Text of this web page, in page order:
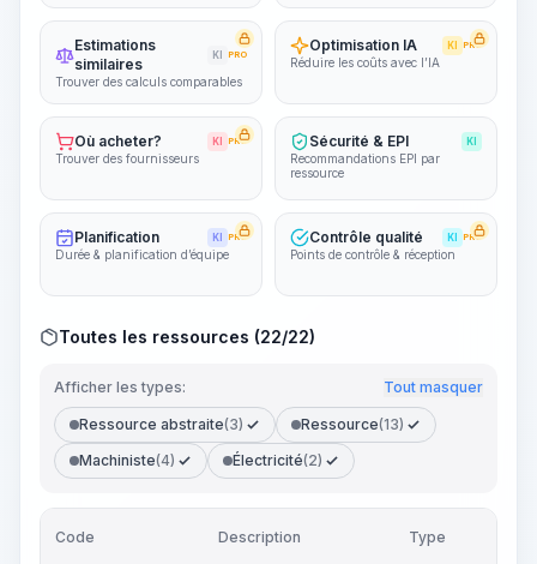
Estimations
similaires
KI PRO
Trouver des calculs comparables
Optimisation IA KI PRO
Réduire les coûts avec l’IA
Où acheter? KI PRO
Trouver des fournisseurs
Sécurité & EPI KI
Recommandations EPI par
ressource
Planification KI PRO
Durée & planification d’équipe
Contrôle qualité KI PRO
Points de contrôle & réception
Toutes les ressources (22/22)
Afficher les types: Tout masquer
Ressource abstraite(3) Ressource(13)
Machiniste(4) Électricité(2)
Code Description Type